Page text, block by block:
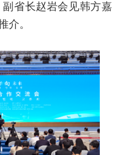
省长赵岩会见韩方嘉
介。